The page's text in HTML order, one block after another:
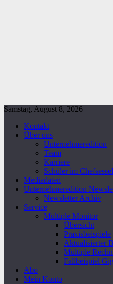
Samstag, August 8, 2026
Kontakt
Über uns
Unternehmeredition
Team
Karriere
Schüler im Chefsessel
Mediadaten
Unternehmeredition
Newsletter Archiv
Service
Multiple Monitor
Übersicht
Praxisbeispiele
Aktualisierter
Multiple
Fallbeispiel
Abo
Mein Konto